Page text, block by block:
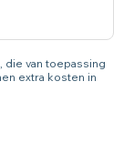
van toepassing
extra kosten in